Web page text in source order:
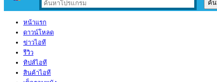
หน้าแรก
ดาวน์โหลด
ข่าวไอที
รีวิว
ทิปส์ไอที
สินค้าไอที